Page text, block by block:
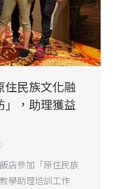
住民族文化融
」，助理獲益
店參加「原住民族
學助理培訓工作